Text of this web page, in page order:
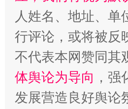
“蜀中异人”王建安的艺术幻
人姓名、地址、
行评论，或将被反
不代表本网赞同其
体舆论为导向 ，
发展营造良好舆论